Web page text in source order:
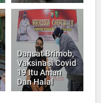
Dansat Brimob,
Vaksinasi Covid
19 Itu Aman
Dan Halal